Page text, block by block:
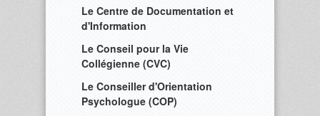
Le Centre de Documentation et
d'Information
Le Conseil pour la Vie
Collégienne (CVC)
Le Conseiller d'Orientation
Psychologue (COP)